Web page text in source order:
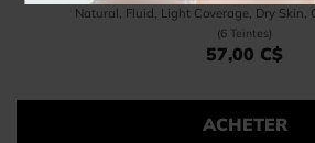
Natural, Fluid, Light Coverage, Dry Skin,
(6 Teintes)
57,00 C$
Price
ACHETER